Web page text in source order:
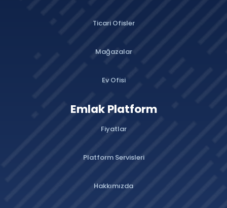
Ticari Ofisler
Mağazalar
Ev Ofisi
Emlak Platform
Fiyatlar
Platform Servisleri
Hakkımızda